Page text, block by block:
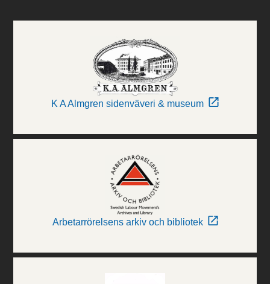
K A Almgren sidenväveri & museum
Arbetarrörelsens arkiv och bibliotek